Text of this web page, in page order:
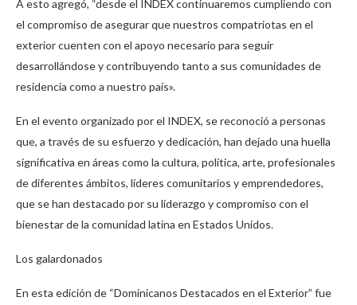
A esto agregó, “desde el INDEX continuaremos cumpliendo con
el compromiso de asegurar que nuestros compatriotas en el
exterior cuenten con el apoyo necesario para seguir
desarrollándose y contribuyendo tanto a sus comunidades de
residencia como a nuestro país».
En el evento organizado por el INDEX, se reconoció a personas
que, a través de su esfuerzo y dedicación, han dejado una huella
significativa en áreas como la cultura, política, arte, profesionales
de diferentes ámbitos, líderes comunitarios y emprendedores,
que se han destacado por su liderazgo y compromiso con el
bienestar de la comunidad latina en Estados Unidos.
Los galardonados
En esta edición de “Dominicanos Destacados en el Exterior” fue